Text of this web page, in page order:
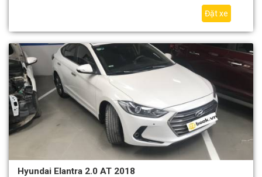
Đặt xe
Hyundai Elantra 2.0 AT 2018